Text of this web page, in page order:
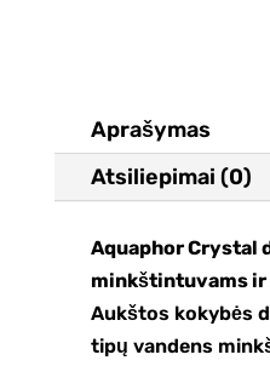
Aprašymas
Atsiliepimai (0)
Aquaphor Crystal
minkštintuvams ir
Aukštos kokybės
tipų vandens